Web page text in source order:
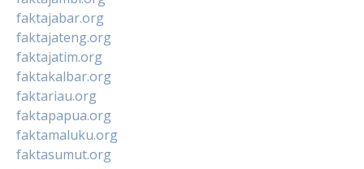
faktajabar.org
faktajateng.org
faktajatim.org
faktakalbar.org
faktariau.org
faktapapua.org
faktamaluku.org
faktasumut.org